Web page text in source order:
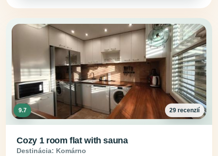
9.7 29 recenzií
Cozy 1 room flat with sauna
Destinácia: Komárno